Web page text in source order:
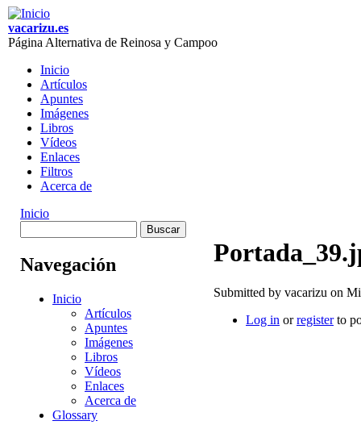
Skip to main content
vacarizu.es
Página Alternativa de Reinosa y Campoo
Main menu
Inicio
Artículos
Apuntes
Imágenes
Libros
Vídeos
Enlaces
Filtros
Acerca de
You are here
Inicio
búsqueda
Navegación
Inicio
Artículos
Apuntes
Imágenes
Libros
Vídeos
Enlaces
Acerca de
Glossary
Submitted by vacarizu on
Log in orregisterto